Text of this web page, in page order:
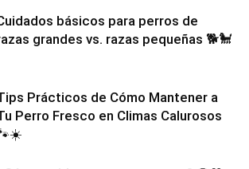
básicos para perros de
grandes vs. razas pequeñas 🐕🐩
Prácticos de Cómo Mantener a
Perro Fresco en Climas Calurosos